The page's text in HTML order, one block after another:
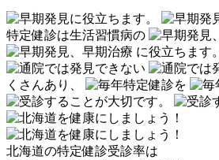
特定健診は生活習慣病の
に役立ちます。
くさんあり、
北海道の特定健診受診率は